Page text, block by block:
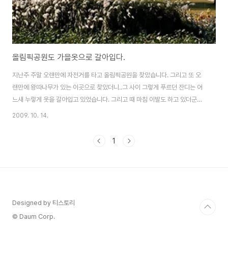
올림픽공원도 가을옷으로 갈아입다.
지난주 주말 오랜만에 자전거를 타고 올림픽공원을 찾았습니다. 그리고 또 오
랜만에 왕따나무가 있는 이곳으로 찾았더니..그 사이 그렇게 푸르던 잔디는 어
느새 누렇게 옷을 갈아입고 있었습니다. 그리고 때 마침 이발도 하고 있더군요.
그 흔적이 보이지요? 그리고 잠시 작업하시는 분들이 쉴 틈을 이용해서 찍었습
단 평일날 작업했으면 하는 아쉬움이 남기도 합니다. 해가 뉘엿뉘엿 질땐 아니
2009. 10. 14.
1
Designed by 티스토리
© Daum Corp.